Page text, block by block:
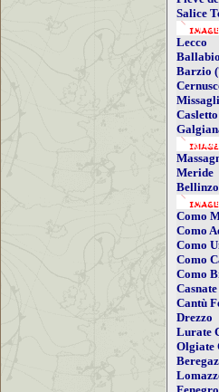
Salice
-
Lecco
Barzio
-
Meride
-
Como
Como
Como
Como
Como
Cantù
Drezzo
Lurate
Olgiate